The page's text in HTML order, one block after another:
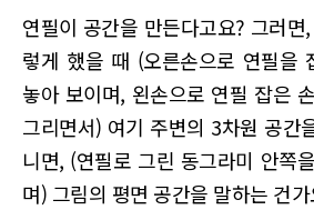
연필이 공간을 만든다고요? 그러
렇게 했을 때 (오른손으로 연필을
놓아 보이며, 왼손으로 연필 잡은
그리면서) 여기 주변의 3차원 공간
니면, (연필로 그린 동그라미 안쪽
며) 그림의 평면 공간을 말하는 건